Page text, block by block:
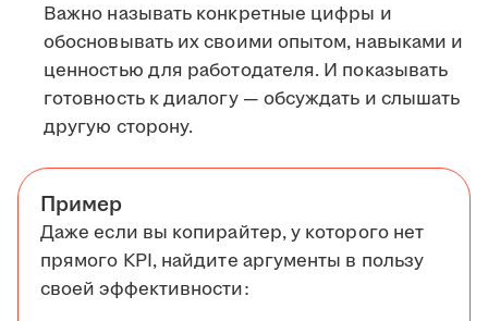
Важно называть конкретные цифры и
обосновывать их своими опытом, навыками и
ценностью для работодателя. И показывать
готовность к диалогу — обсуждать и слышать
другую сторону.
Пример
Даже если вы копирайтер, у которого нет
прямого KPI, найдите аргументы в пользу
своей эффективности: